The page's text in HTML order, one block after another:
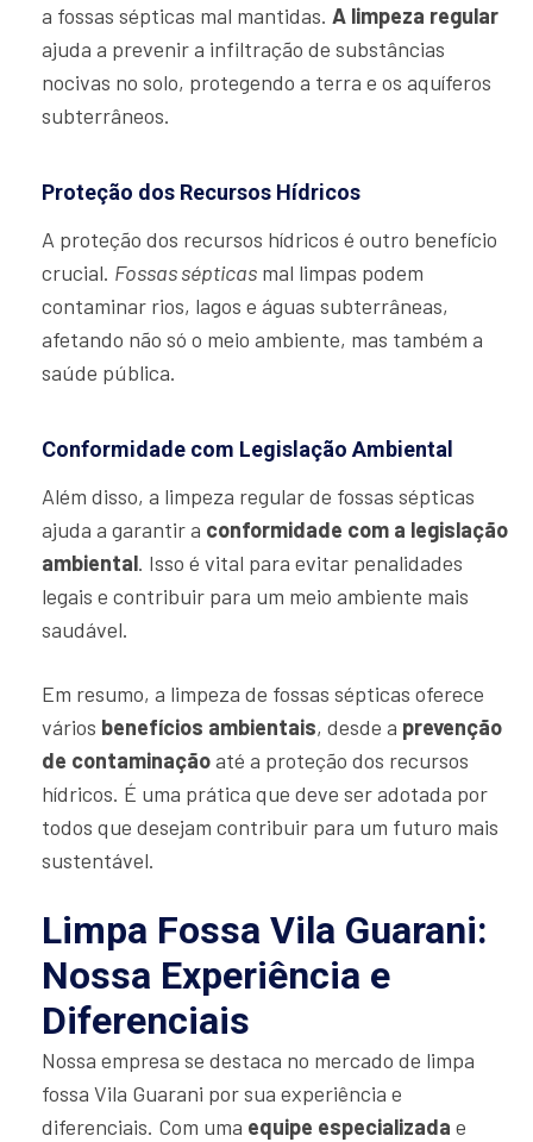
a fossas sépticas mal mantidas. A limpeza regular
ajuda a prevenir a infiltração de substâncias
nocivas no solo, protegendo a terra e os aquíferos
subterrâneos.
Proteção dos Recursos Hídricos
A proteção dos recursos hídricos é outro benefício
crucial. Fossas sépticas mal limpas podem
contaminar rios, lagos e águas subterrâneas,
afetando não só o meio ambiente, mas também a
saúde pública.
Conformidade com Legislação Ambiental
Além disso, a limpeza regular de fossas sépticas
ajuda a garantir a conformidade com a legislação
ambiental. Isso é vital para evitar penalidades
legais e contribuir para um meio ambiente mais
saudável.
Em resumo, a limpeza de fossas sépticas oferece
vários benefícios ambientais, desde a prevenção
de contaminaçãoaté a proteção dos recursos
hídricos. É uma prática que deve ser adotada por
todos que desejam contribuir para um futuro mais
sustentável.
Limpa Fossa Vila Guarani:
Nossa Experiência e
Diferenciais
Nossa empresa se destaca no mercado de limpa
fossa Vila Guarani por sua experiência e
diferenciais. Com uma equipe especializada e